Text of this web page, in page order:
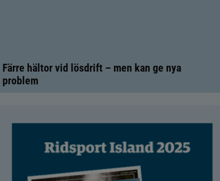
Färre hältor vid lösdrift – men kan ge nya
problem